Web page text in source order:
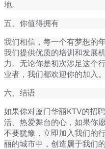
地。
五、你值得拥有
我们相信，每一个有梦想的
我们提供优质的培训和发展
力。无论你是初次涉足这个
业者，我们都欢迎你的加入。
六、结语
如果你对厦门华丽KTV的招
活、热爱舞台的心，如果你
不要犹豫，立即加入我们的
丽的城市中，创造属于我们